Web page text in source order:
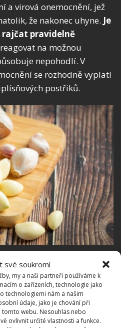
své soukromí
my a naši partneři používáme k
o zařízeních, technologie jako
technologiemi nám a našim
údaje, jako je chování při
webu. Nesouhlas nebo
ovlivnit určité vlastnosti a funkce.
a virová onemocnění, jež
že nakonec uhyne. Je
pravidelně
na možnou
nepohodlí. V
se rozhodně vyplatí
postřiků.
domácí postřik z jedlé
na 4 litry vody). Použít
lžíce na čtyři litry vody).
je také velmi účinný